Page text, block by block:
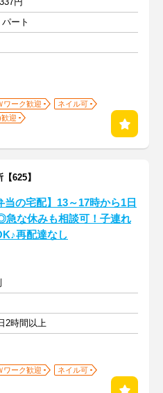
ート
ワーク歓迎
ネイル可
迎
625】
当の宅配】13～17時から1日
急な休みも相談可！子連れ
再配達なし
2時間以上
ワーク歓迎
ネイル可